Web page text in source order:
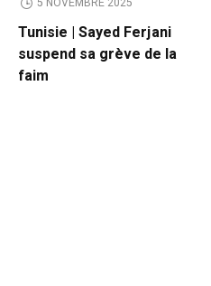
Tunisie | Sayed Ferjani
suspend sa grève de la
faim